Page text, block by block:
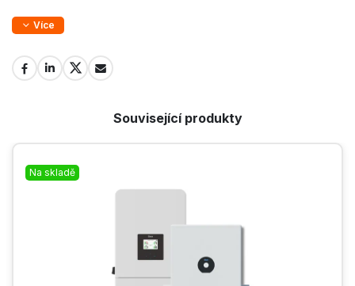
Více
Související produkty
Na skladě